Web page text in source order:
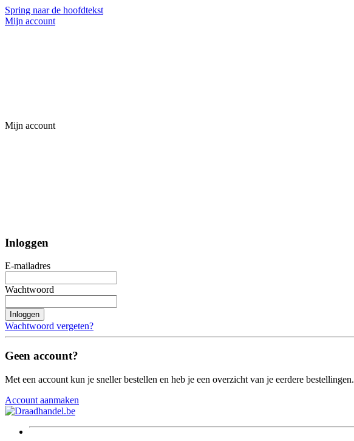
Spring naar de hoofdtekst
Mijn account
Mijn account
Inloggen
E-mailadres
Wachtwoord
Inloggen
Wachtwoord vergeten?
Geen account?
Met een account kun je sneller bestellen en heb je een overzicht van je eerdere bestellingen.
Account aanmaken